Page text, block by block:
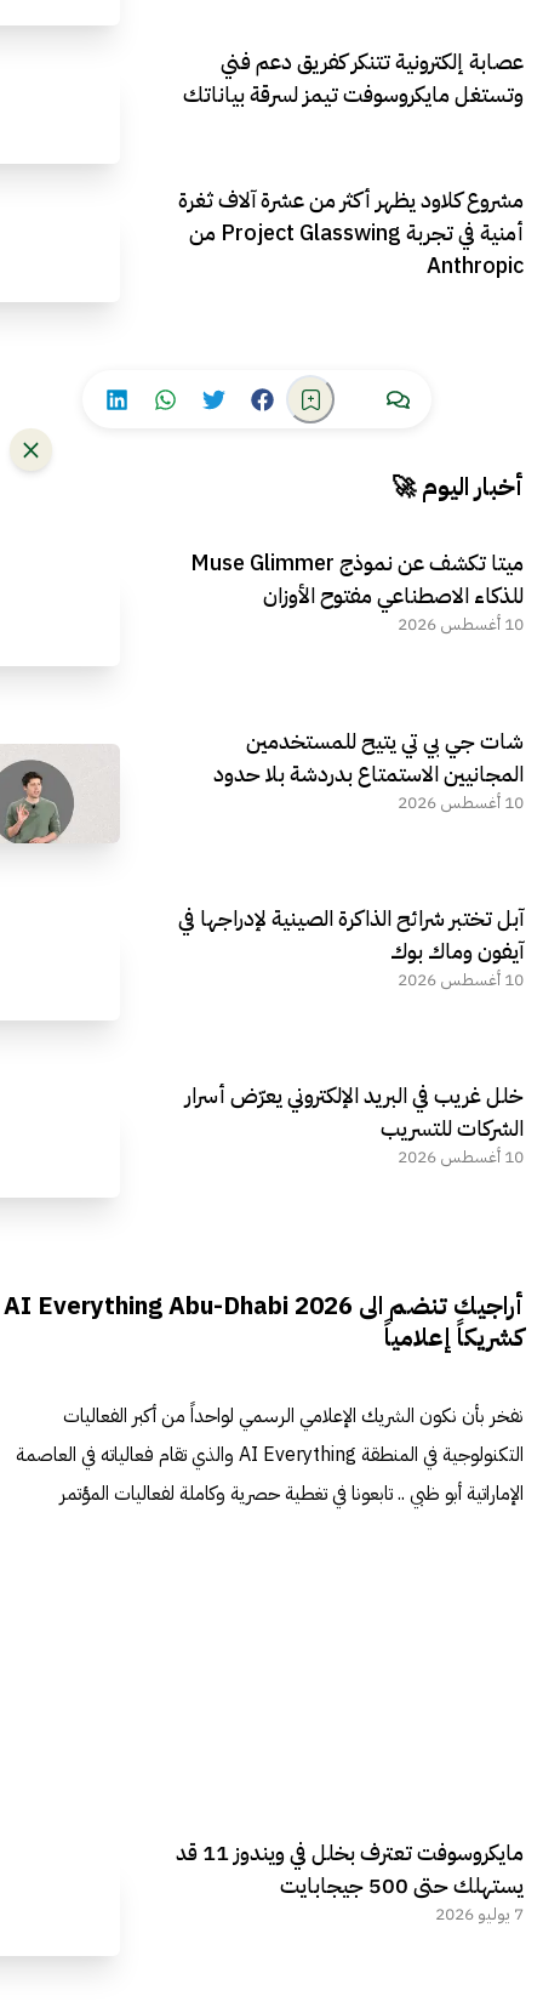
عصابة إلكترونية تتنكر كفريق دعم فني
وتستغل مايكروسوفت تيمز لسرقة بياناتك
مشروع كلاود يظهر أكثر من عشرة آلاف ثغرة
أمنية في تجربة Project Glasswing من
Anthropic
أخبار اليوم 🚀
ميتا تكشف عن نموذج Muse Glimmer
للذكاء الاصطناعي مفتوح الأوزان
10 أغسطس 2026
شات جي بي تي يتيح للمستخدمين
المجانيين الاستمتاع بدردشة بلا حدود
10 أغسطس 2026
آبل تختبر شرائح الذاكرة الصينية لإدراجها في
آيفون وماك بوك
10 أغسطس 2026
خلل غريب في البريد الإلكتروني يعرّض أسرار
الشركات للتسريب
10 أغسطس 2026
أراجيك تنضم الى AI Everything Abu-Dhabi 2026
كشريكاً إعلامياً
نفخر بأن نكون الشريك الإعلامي الرسمي لواحداً من أكبر الفعاليات
التكنولوجية في المنطقة AI Everything والذي تقام فعالياته في العاصمة
الإماراتية أبو ظبي .. تابعونا في تغطية حصرية وكاملة لفعاليات المؤتمر
مايكروسوفت تعترف بخلل في ويندوز 11 قد
يستهلك حتى 500 جيجابايت
7 يوليو 2026